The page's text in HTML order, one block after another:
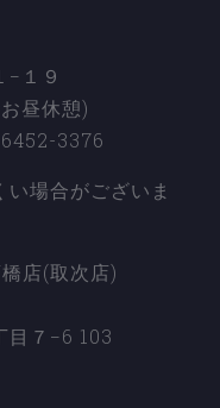
−１９
昼休憩)
3376
場合がございま
店(取次店)
目７−6 103